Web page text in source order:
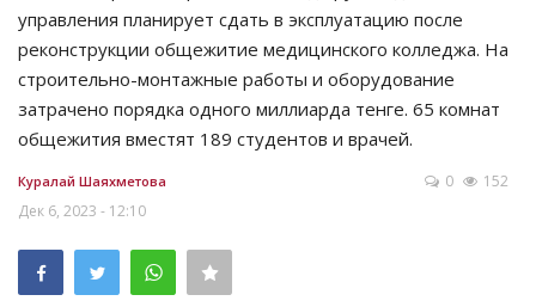
управления планирует сдать в эксплуатацию после
реконструкции общежитие медицинского колледжа. На
строительно-монтажные работы и оборудование
затрачено порядка одного миллиарда тенге. 65 комнат
общежития вместят 189 студентов и врачей.
Куралай Шаяхметова
Дек 6, 2023 - 12:10
0 152